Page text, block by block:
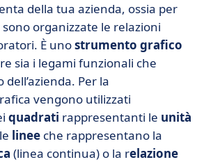
della tua azienda, ossia per
organizzate le relazioni
È unostrumento grafico
sia i legami funzionali che
Per la
vengono utilizzati
quadrati rappresentanti le unità
linee che rappresentano la
(linea continua) o la relazione